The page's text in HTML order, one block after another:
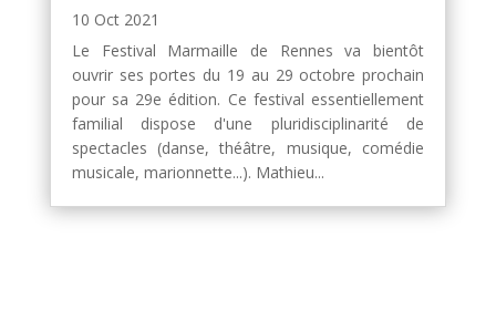
10 Oct 2021
Le Festival Marmaille de Rennes va bientôt
ouvrir ses portes du 19 au 29 octobre prochain
pour sa 29e édition. Ce festival essentiellement
familial dispose d'une pluridisciplinarité de
spectacles (danse, théâtre, musique, comédie
musicale, marionnette...). Mathieu...